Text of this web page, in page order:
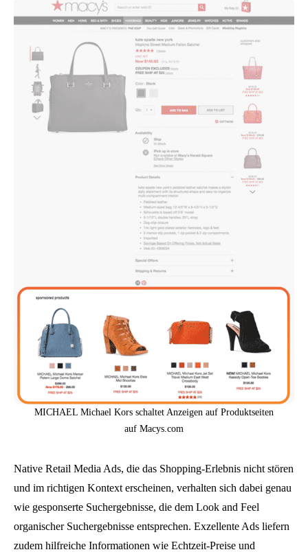
MICHAEL Michael Kors schaltet Anzeigen auf Produktseiten
auf Macys.com
Native Retail Media Ads, die das Shopping-Erlebnis nicht stören
und im richtigen Kontext erscheinen, verhalten sich dabei genau
wie gesponserte Suchergebnisse, die dem Look and Feel
organischer Suchergebnisse entsprechen. Exzellente Ads liefern
zudem hilfreiche Informationen wie Echtzeit-Preise und